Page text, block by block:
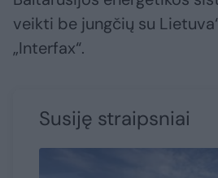
veikti be jungčių su
„Interfax“.
Susiję straipsniai